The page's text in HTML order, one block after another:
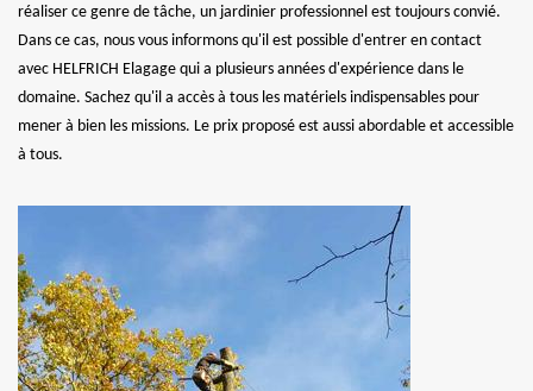
réaliser ce genre de tâche, un jardinier professionnel est toujours convié.
Dans ce cas, nous vous informons qu'il est possible d'entrer en contact
avec HELFRICH Elagage qui a plusieurs années d'expérience dans le
domaine. Sachez qu'il a accès à tous les matériels indispensables pour
mener à bien les missions. Le prix proposé est aussi abordable et accessible
à tous.